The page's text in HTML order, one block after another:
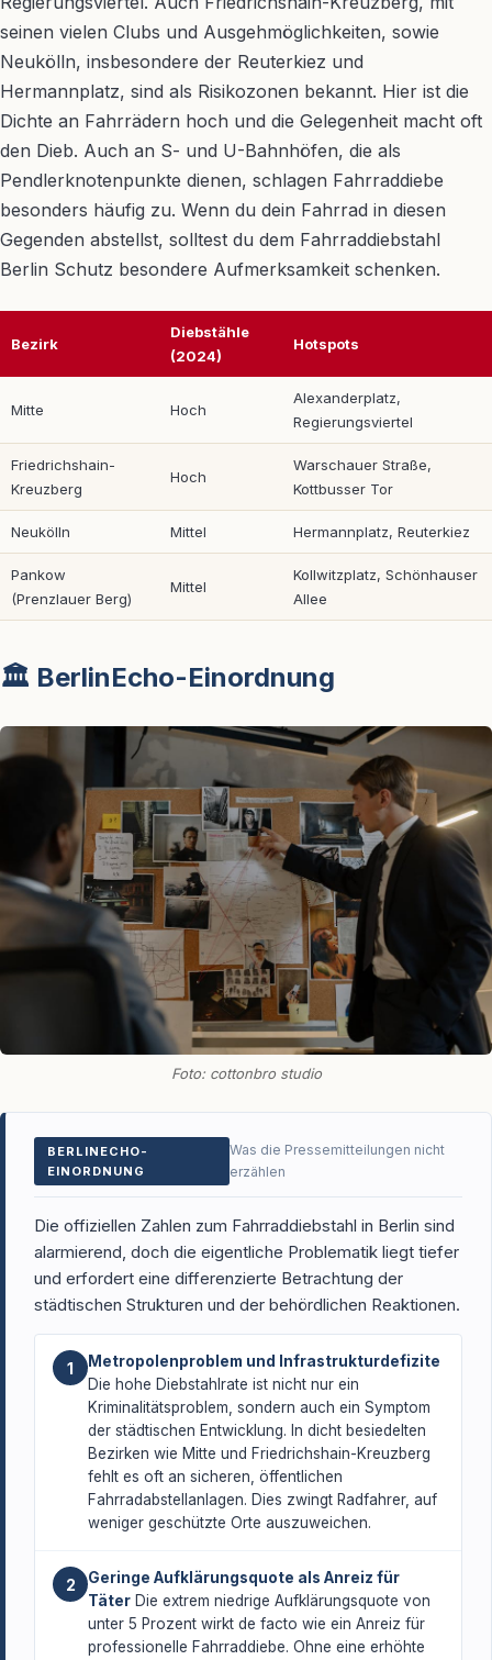
seinen vielen Clubs und Ausgehmöglichkeiten, sowie
Neukölln, insbesondere der Reuterkiez und
Hermannplatz, sind als Risikozonen bekannt. Hier ist die
Dichte an Fahrrädern hoch und die Gelegenheit macht oft
den Dieb. Auch an S- und U-Bahnhöfen, die als
Pendlerknotenpunkte dienen, schlagen Fahrraddiebe
besonders häufig zu. Wenn du dein Fahrrad in diesen
Gegenden abstellst, solltest du dem Fahrraddiebstahl
Berlin Schutz besondere Aufmerksamkeit schenken.
Bezirk
Diebstähle
(2024)
Hotspots
Mitte Hoch
Alexanderplatz,
Regierungsviertel
Friedrichshain-
Kreuzberg
Hoch
Warschauer Straße,
Kottbusser Tor
Neukölln Mittel Hermannplatz, Reuterkiez
Pankow
(Prenzlauer Berg)
Mittel
Kollwitzplatz, Schönhauser
Allee
🏛️ BerlinEcho-Einordnung
Foto: cottonbro studio
BERLINECHO-
EINORDNUNG
Was die Pressemitteilungen nicht
erzählen
Die offiziellen Zahlen zum Fahrraddiebstahl in Berlin sind
alarmierend, doch die eigentliche Problematik liegt tiefer
und erfordert eine differenzierte Betrachtung der
städtischen Strukturen und der behördlichen Reaktionen.
1
Metropolenproblem und Infrastrukturdefizite
Die hohe Diebstahlrate ist nicht nur ein
Kriminalitätsproblem, sondern auch ein Symptom
der städtischen Entwicklung. In dicht besiedelten
Bezirken wie Mitte und Friedrichshain-Kreuzberg
fehlt es oft an sicheren, öffentlichen
Fahrradabstellanlagen. Dies zwingt Radfahrer, auf
weniger geschützte Orte auszuweichen.
2
Geringe Aufklärungsquote als Anreiz für
Täter Die extrem niedrige Aufklärungsquote von
unter 5 Prozent wirkt de facto wie ein Anreiz für
professionelle Fahrraddiebe. Ohne eine erhöhte